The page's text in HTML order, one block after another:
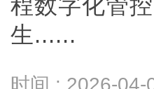
程数字化管
生......
时间 : 2026-04-